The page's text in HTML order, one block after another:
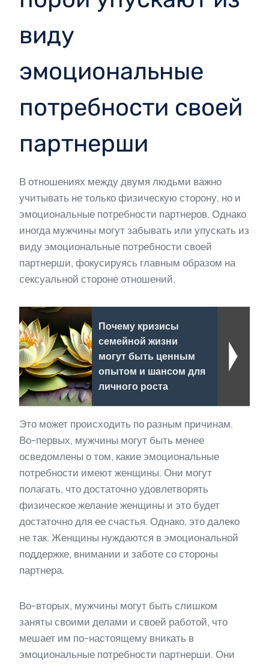
виду
эмоциональные
потребности своей
партнерши
В отношениях между двумя людьми важно
учитывать не только физическую сторону, но и
эмоциональные потребности партнеров. Однако
иногда мужчины могут забывать или упускать из
виду эмоциональные потребности своей
партнерши, фокусируясь главным образом на
сексуальной стороне отношений.
Почему кризисы
семейной жизни
могут быть ценным
опытом и шансом для
личного роста
Это может происходить по разным причинам.
Во-первых, мужчины могут быть менее
осведомлены о том, какие эмоциональные
потребности имеют женщины. Они могут
полагать, что достаточно удовлетворять
физическое желание женщины и это будет
достаточно для ее счастья. Однако, это далеко
не так. Женщины нуждаются в эмоциональной
поддержке, внимании и заботе со стороны
партнера.
Во-вторых, мужчины могут быть слишком
заняты своими делами и своей работой, что
мешает им по-настоящему вникать в
эмоциональные потребности партнерши. Они